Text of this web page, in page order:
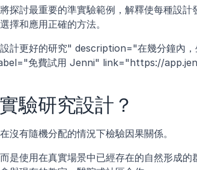
探討最重要的準實驗範例，解釋使每種設
擇和應用正確的方法。
計更好的研究" description="在幾分鐘內，
免費試用 Jenni" link="https://
驗研究設計？
沒有隨機分配的情況下檢驗因果關係。
是使用在真實場景中已經存在的自然形成